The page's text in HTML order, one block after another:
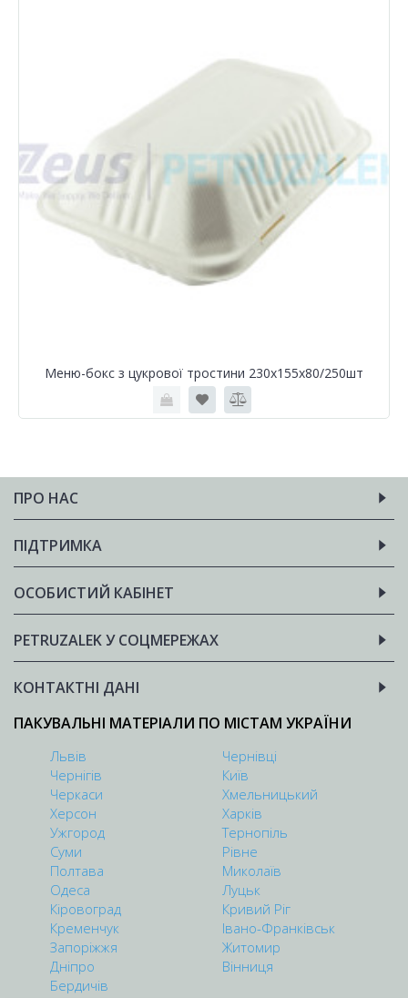
Меню-бокс з цукрової тростини 230х155х80/250шт
ПРО НАС
ПІДТРИМКА
ОСОБИСТИЙ КАБІНЕТ
PETRUZALEK У СОЦМЕРЕЖАХ
КОНТАКТНІ ДАНІ
ПАКУВАЛЬНІ МАТЕРІАЛИ ПО МІСТАМ УКРАЇНИ
Львів
Чернівці
Чернігів
Київ
Черкаси
Хмельницький
Херсон
Харків
Ужгород
Тернопіль
Суми
Рівне
Полтава
Миколаїв
Одеса
Луцьк
Кіровоград
Кривий Ріг
Кременчук
Івано-Франківськ
Запоріжжя
Житомир
Дніпро
Вінниця
Бердичів